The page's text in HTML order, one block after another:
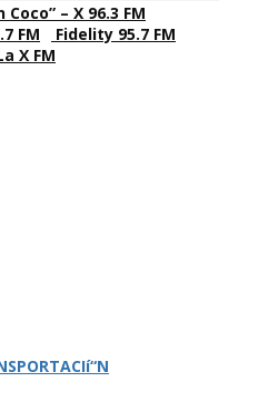
Coco” – X 96.3 FM
Fidelity 95.7 FM
X FM